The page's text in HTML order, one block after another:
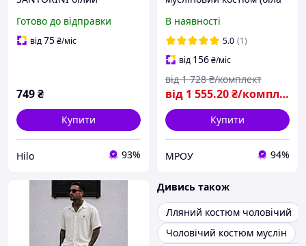
шорти і сорочка із
натуральної тканини
Готово до відправки
від75₴/міс
749₴
Купити
Hilo 93%
оливкові шорти) Mrou
В наявності
5.0 (1)
від 156₴/міс
від 1 555.20₴/комплект
від 1 728 ₴/комплект
Купити
МРОУ 94%
Дивись також
Лляний костюм чоловічий
Чоловічий костюм муслін